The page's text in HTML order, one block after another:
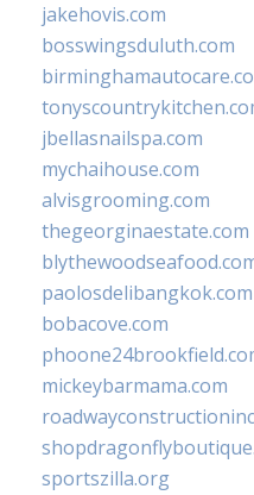
jakehovis.com
bosswingsduluth.com
jbellasnailspa.com
mychaihouse.com
alvisgrooming.com
thegeorginaestate.com
paolosdelibangkok.com
bobacove.com
mickeybarmama.com
sportszilla.org